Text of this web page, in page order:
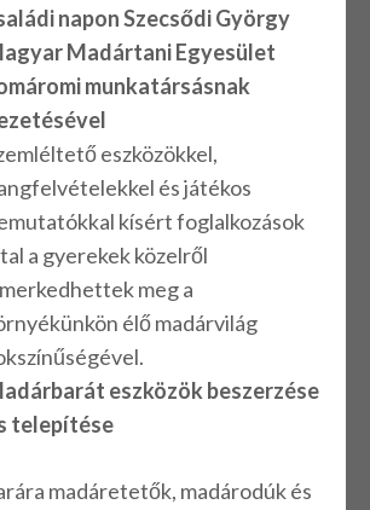
napon Szecsődi György
Madártani Egyesület
munkatársásnak
eszközökkel,
és játékos
kísért foglalkozások
a gyerekek közelről
meg a
élő madárvilág
eszközök beszerzése
telepítése
madáretetők, madárodúk és